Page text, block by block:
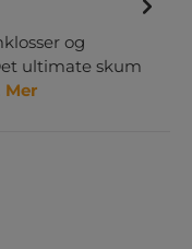
og
ultimate skum
Mer